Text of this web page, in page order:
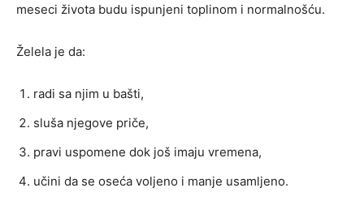
meseci života budu ispunjeni toplinom i normalnošću.
Želela je da:
radi sa njim u bašti,
sluša njegove priče,
pravi uspomene dok još imaju vremena,
učini da se oseća voljeno i manje usamljeno.